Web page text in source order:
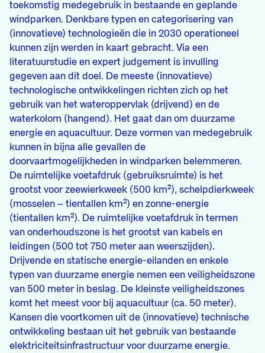
toekomstig medegebruik in bestaande en geplande
windparken. Denkbare typen en categorisering van
(innovatieve) technologieën die in 2030 operationeel
kunnen zijn werden in kaart gebracht. Via een
literatuurstudie en expert judgement is invulling
gegeven aan dit doel. De meeste (innovatieve)
technologische ontwikkelingen richten zich op het
gebruik van het wateroppervlak (drijvend) en de
waterkolom (hangend). Het gaat dan om duurzame
energie en aquacultuur. Deze vormen van medegebruik
kunnen in bijna alle gevallen de
doorvaartmogelijkheden in windparken belemmeren.
De ruimtelijke voetafdruk (gebruiksruimte) is het
grootst voor zeewierkweek (500 km²), schelpdierkweek
(mosselen – tientallen km²) en zonne-energie
(tientallen km²). De ruimtelijke voetafdruk in termen
van onderhoudszone is het grootst van kabels en
leidingen (500 tot 750 meter aan weerszijden).
Drijvende en statische energie-eilanden en enkele
typen van duurzame energie nemen een veiligheidszone
van 500 meter in beslag. De kleinste veiligheidszones
komt het meest voor bij aquacultuur (ca. 50 meter).
Kansen die voortkomen uit de (innovatieve) technische
ontwikkeling bestaan uit het gebruik van bestaande
elektriciteitsinfrastructuur voor duurzame energie.